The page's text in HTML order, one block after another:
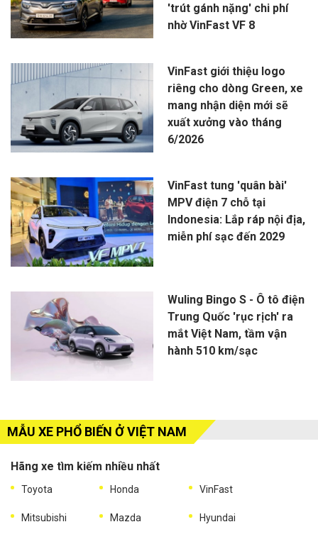
'trút gánh nặng' chi phí
nhờ VinFast VF 8
VinFast giới thiệu logo
riêng cho dòng Green, xe
mang nhận diện mới sẽ
xuất xưởng vào tháng
6/2026
VinFast tung 'quân bài'
MPV điện 7 chỗ tại
Indonesia: Lắp ráp nội địa,
miễn phí sạc đến 2029
Wuling Bingo S - Ô tô điện
Trung Quốc 'rục rịch' ra
mắt Việt Nam, tầm vận
hành 510 km/sạc
MẪU XE PHỔ BIẾN Ở VIỆT NAM
Hãng xe tìm kiếm nhiều nhất
Toyota Honda VinFast
Mitsubishi Mazda Hyundai